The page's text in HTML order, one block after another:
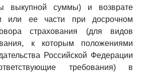
выкупной суммы) и возврате
или ее части при досрочном
страхования (для видов
к которым положениями
Российской Федерации
требования) в